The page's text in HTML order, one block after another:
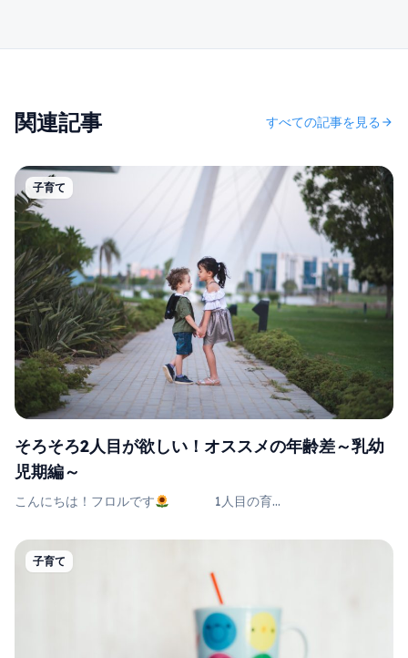
関連記事 すべての記事を見る arrow_forward
子育て
そろそろ2人目が欲しい！オススメの年齢差～乳幼
児期編～
こんにちは！フロルです 1人目の育...
子育て